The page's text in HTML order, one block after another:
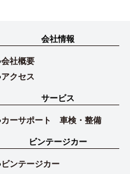
会社情報
会社概要
アクセス
サービス
カーサポート 車検・整備
ビンテージカー
ビンテージカー